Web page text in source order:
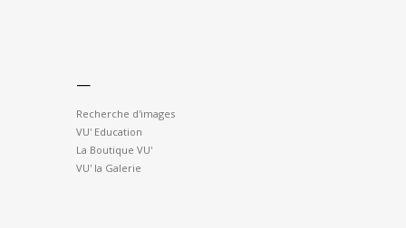
—
Recherche d'images
VU' Education
La Boutique VU'
VU' la Galerie